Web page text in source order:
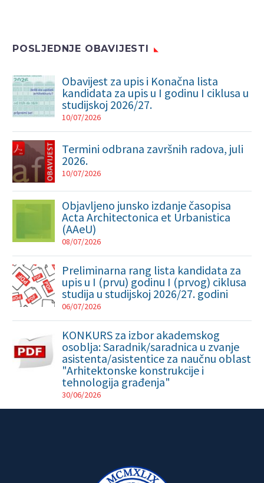
POSLJEDNJE OBAVIJESTI
Obavijest za upis i Konačna lista
kandidata za upis u I godinu I ciklusa u
studijskoj 2026/27.
10/07/2026
Termini odbrana završnih radova, juli
2026.
10/07/2026
Objavljeno junsko izdanje časopisa
Acta Architectonica et Urbanistica
(AAeU)
08/07/2026
Preliminarna rang lista kandidata za
upis u I (prvu) godinu I (prvog) ciklusa
studija u studijskoj 2026/27. godini
06/07/2026
KONKURS za izbor akademskog
osoblja: Saradnik/saradnica u zvanje
asistenta/asistentice za naučnu oblast
"Arhitektonske konstrukcije i
tehnologija građenja"
30/06/2026